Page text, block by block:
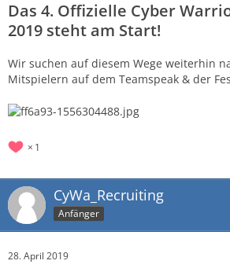
Das 4. Offizielle Cyber
2019 steht am Start!
Wir suchen auf diesem Wege weiterhin
Mitspielern auf dem Teamspeak & der
1
CyWa_Recruiting
Anfänger
28. April 2019